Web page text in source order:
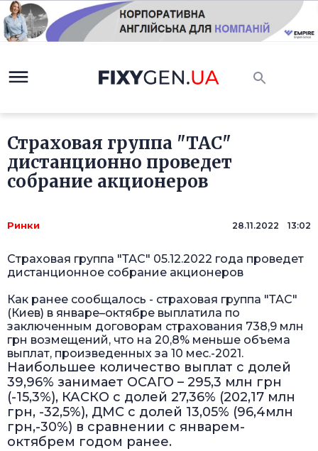
Страховая группа "ТАС"
дистанционно проведет
собрание акционеров
Ринки 28.11.2022 13:02
Страховая группа "ТАС" 05.12.2022 года проведет
дистанционное собрание акционеров
Как ранее сообщалось - страховая группа "ТАС"
(Киев) в январе–октябре выплатила по
заключенным договорам страхования 738,9 млн
грн возмещений, что на 20,8% меньше объема
выплат, произведенных за 10 мес.-2021.
Наибольшее количество выплат с долей
39,96% занимает ОСАГО – 295,3 млн грн
(-15,3%), КАСКО с долей 27,36% (202,17 млн
грн, -32,5%), ДМС с долей 13,05% (96,4млн
грн,-30%) в сравнении с январем-
октябрем годом ранее.